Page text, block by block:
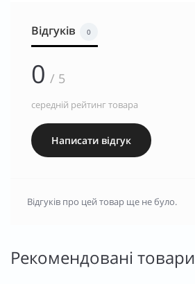
Відгуків 0
0 / 5
середній рейтинг товара
Написати відгук
Відгуків про цей товар ще не було.
Рекомендовані товари